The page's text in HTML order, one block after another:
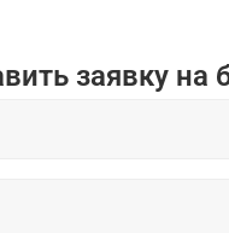
заявку на